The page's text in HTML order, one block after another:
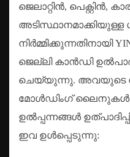
ജെലാറ്റിൻ, പെക്റ്റിൻ,
അടിസ്ഥാനമാക്കിയുള്ള
നിർമ്മിക്കുന്നതിനായി
ജെല്ലി കാൻഡി
ചെയ്യുന്നു. അവയുടെ
മോൾഡിംഗ്
ഉൽപ്പന്നങ്ങൾ
ഇവ ഉൾപ്പെടുന്നു: